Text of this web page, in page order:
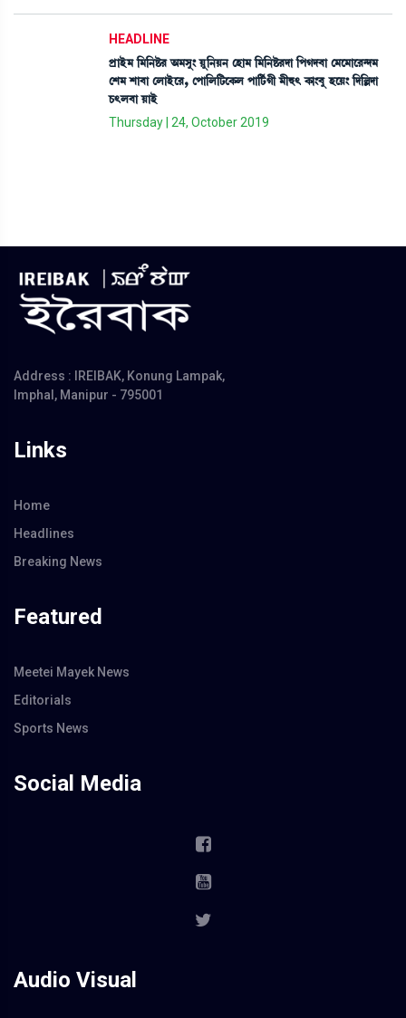
HEADLINE
šøàÒü³ [³[>Ê¡¹ "³Îå} Úå[>Ú> ëÒà³ [³[>Ê¡¹ƒà [šKƒ¤à ë³ì³àì¹@ƒ³
ëÅ³ Åà¤à ëºàÒüì¹, ëšà[º[i¡ìA¡º šà[i¢¡Kã ³ã×; A¡à}¤å ÒìÚ} [ƒ[Àƒà
W¡;º¤à ÚàÒü
Thursday | 24, October 2019
Address : IREIBAK, Konung Lampak,
Imphal, Manipur - 795001
Links
Home
Headlines
Breaking News
Featured
Meetei Mayek News
Editorials
Sports News
Social Media
Audio Visual